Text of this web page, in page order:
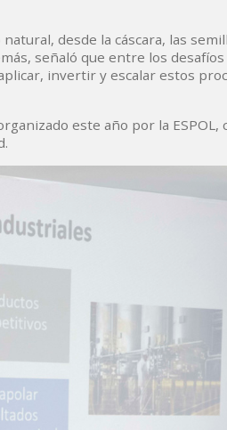
desde la cáscara, las
señaló que entre los desafíos
invertir y escalar estos
este año por la ESPOL,